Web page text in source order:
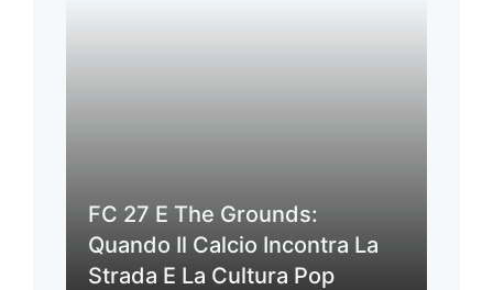
FC 27 E The Grounds:
Quando Il Calcio Incontra La
Strada E La Cultura Pop